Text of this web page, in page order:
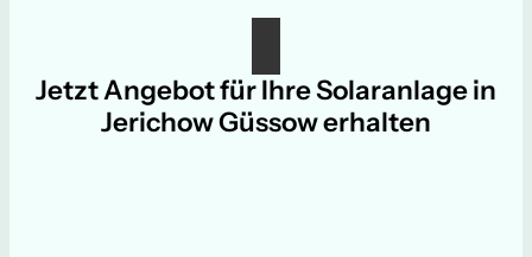
Jetzt Angebot für Ihre Solaranlage in
Jerichow Güssow erhalten